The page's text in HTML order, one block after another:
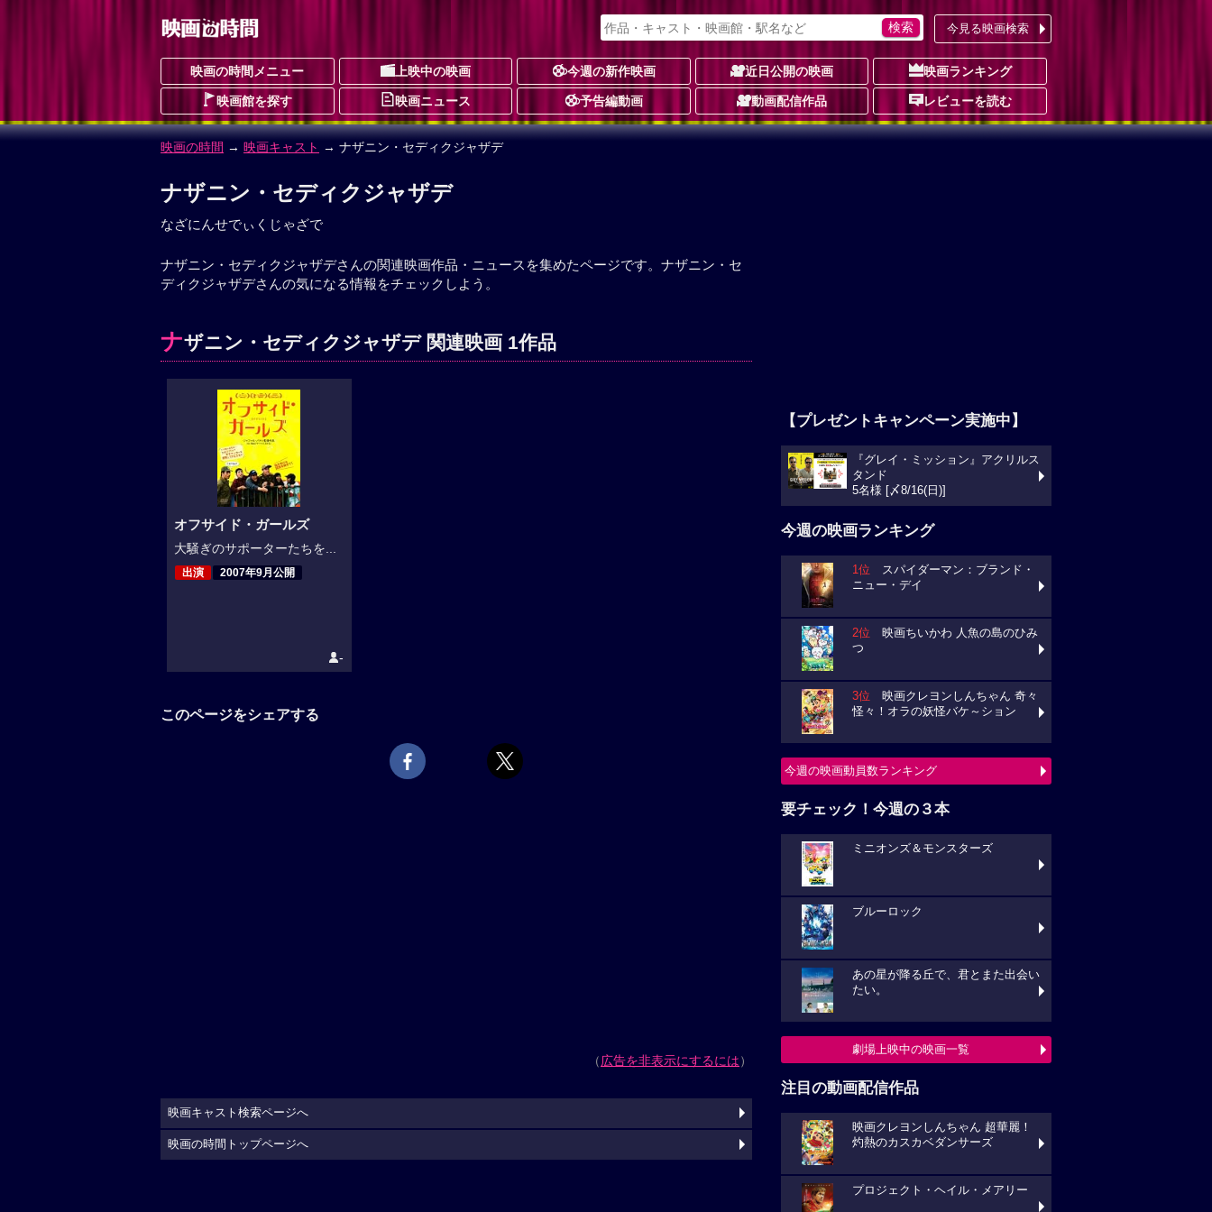
今見る映画検索
映画の時間メニュー 上映中の映画 今週の新作映画 近日公開の映画 映画ランキング
映画館を探す 映画ニュース 予告編動画 動画配信作品 レビューを読む
映画の時間 → 映画キャスト → ナザニン・セディクジャザデ
ナザニン・セディクジャザデ
なざにんせでぃくじゃざで
ナザニン・セディクジャザデさんの関連映画作品・ニュースを集めたページです。ナザニン・セ
ディクジャザデさんの気になる情報をチェックしよう。
ナザニン・セディクジャザデ 関連映画 1作品
オフサイド・ガールズ
大騒ぎのサポーターたちを...
出演 2007年9月公開
-
このページをシェアする
（広告を非表示にするには）
【プレゼントキャンペーン実施中】
『グレイ・ミッション』アクリルス
タンド
5名様 [〆8/16(日)]
今週の映画ランキング
1位 スパイダーマン：ブランド・
ニュー・デイ
2位 映画ちいかわ 人魚の島のひみ
つ
3位 映画クレヨンしんちゃん 奇々
怪々！オラの妖怪バケ～ション
今週の映画動員数ランキング
要チェック！今週の３本
ミニオンズ＆モンスターズ
ブルーロック
あの星が降る丘で、君とまた出会い
たい。
劇場上映中の映画一覧
注目の動画配信作品
映画クレヨンしんちゃん 超華麗！
灼熱のカスカベダンサーズ
プロジェクト・ヘイル・メアリー
映画キャスト検索ページへ
映画の時間トップページへ